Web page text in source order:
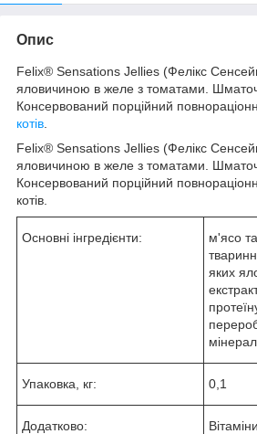
Опис
Felix® Sensations Jellies (Фелікс
яловичиною в желе з томатами.
Консервований порційний
котів
Felix® Sensations Jellies (Фелікс
яловичиною в желе з томатами.
Консервований порційний
котів.
Основні інгредієнти:
м'ясо
яких
Упаковка, кг: 0,1
Додатково: